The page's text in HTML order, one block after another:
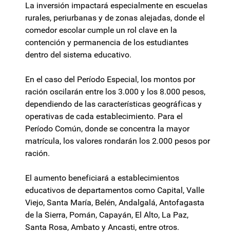
La inversión impactará especialmente en escuelas
rurales, periurbanas y de zonas alejadas, donde el
comedor escolar cumple un rol clave en la
contención y permanencia de los estudiantes
dentro del sistema educativo.
En el caso del Período Especial, los montos por
ración oscilarán entre los 3.000 y los 8.000 pesos,
dependiendo de las características geográficas y
operativas de cada establecimiento. Para el
Período Común, donde se concentra la mayor
matrícula, los valores rondarán los 2.000 pesos por
ración.
El aumento beneficiará a establecimientos
educativos de departamentos como Capital, Valle
Viejo, Santa María, Belén, Andalgalá, Antofagasta
de la Sierra, Pomán, Capayán, El Alto, La Paz,
Santa Rosa, Ambato y Ancasti, entre otros.